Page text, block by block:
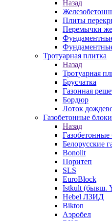
Назад
Плиты
Перемычки
Тротуарная плитка
Назад
Тротуарная
Брусчатка
Газонная
Бордюр
Лоток
Газобетонные блоки
Назад
Газобетонные
Белорусские
Bonolit
Поритеп
SLS
EuroBlock
Istkult (бывш.
Hebel ЛЗИД
Bikton
Аэробел